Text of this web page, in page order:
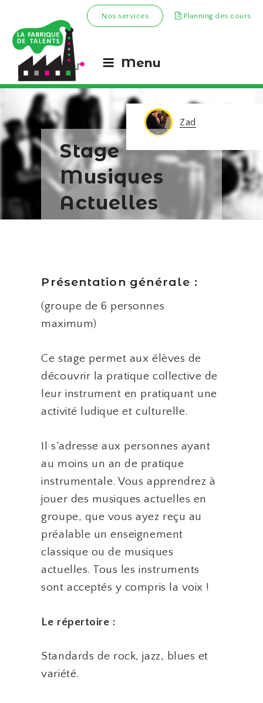
Nos services Planning des cours
Menu
Zad
Stage
Musiques
Actuelles
Présentation générale :
(groupe de 6 personnes
maximum)
Ce stage permet aux élèves de
découvrir la pratique collective de
leur instrument en pratiquant une
activité ludique et culturelle.
Il s’adresse aux personnes ayant
au moins un an de pratique
instrumentale. Vous apprendrez à
jouer des musiques actuelles en
groupe, que vous ayez reçu au
préalable un enseignement
classique ou de musiques
actuelles. Tous les instruments
sont acceptés y compris la voix !
Le répertoire :
Standards de rock, jazz, blues et
variété.